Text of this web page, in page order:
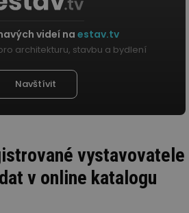
videí na estav.tv
architekturu, stavbu a bydlení
Navštívit
vystavovatele
v online katalogu